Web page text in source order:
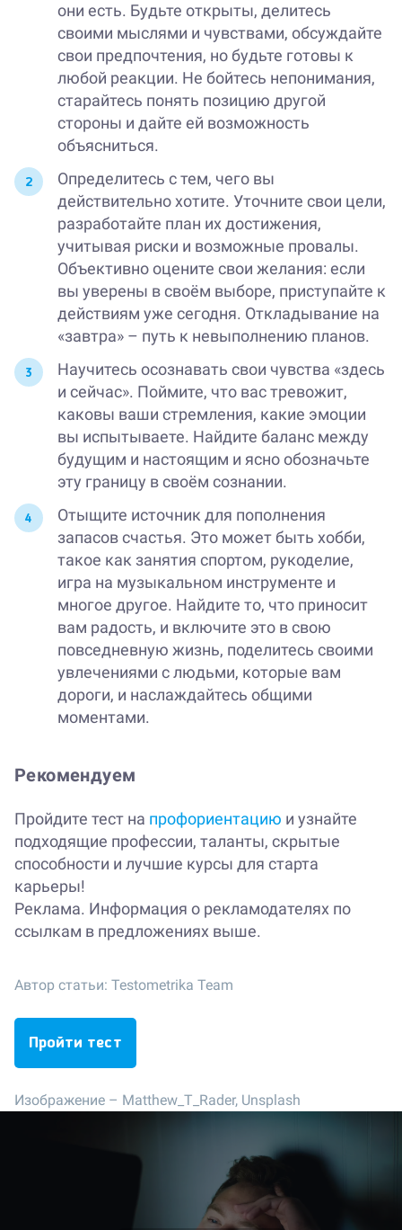
они есть. Будьте открыты, делитесь
своими мыслями и чувствами, обсуждайте
свои предпочтения, но будьте готовы к
любой реакции. Не бойтесь непонимания,
старайтесь понять позицию другой
стороны и дайте ей возможность
объясниться.
Определитесь с тем, чего вы
действительно хотите. Уточните свои цели,
разработайте план их достижения,
учитывая риски и возможные провалы.
Объективно оцените свои желания: если
вы уверены в своём выборе, приступайте к
действиям уже сегодня. Откладывание на
«завтра» – путь к невыполнению планов.
Научитесь осознавать свои чувства «здесь
и сейчас». Поймите, что вас тревожит,
каковы ваши стремления, какие эмоции
вы испытываете. Найдите баланс между
будущим и настоящим и ясно обозначьте
эту границу в своём сознании.
Отыщите источник для пополнения
запасов счастья. Это может быть хобби,
такое как занятия спортом, рукоделие,
игра на музыкальном инструменте и
многое другое. Найдите то, что приносит
вам радость, и включите это в свою
повседневную жизнь, поделитесь своими
увлечениями с людьми, которые вам
дороги, и наслаждайтесь общими
моментами.
Рекомендуем
Пройдите тест на профориентацию и узнайте
подходящие профессии, таланты, скрытые
способности и лучшие курсы для старта
карьеры!
Реклама. Информация о рекламодателях по
ссылкам в предложениях выше.
Автор статьи: Testometrika Team
Пройти тест
Изображение – Matthew_T_Rader, Unsplash